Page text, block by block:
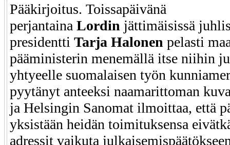
Pääkirjoitus. Toissapäivänä
perjantaina Lordin jättimäisissä
presidentti Tarja Halonen pelasti
pääministerin menemällä itse niihin
yhtyeelle suomalaisen työn
pyytänyt anteeksi naamarittoman
ja Helsingin Sanomat ilmoittaa, että
yksistään heidän toimituksensa
adressit vaikuta